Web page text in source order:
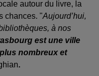
autour du livre, la
chances. "Aujourd’hui,
à nos
est une ville
nombreux et
.